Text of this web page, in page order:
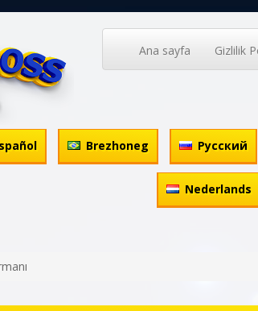
Ana sayfa Gizlilik
Brezhoneg Русский
Nederlands